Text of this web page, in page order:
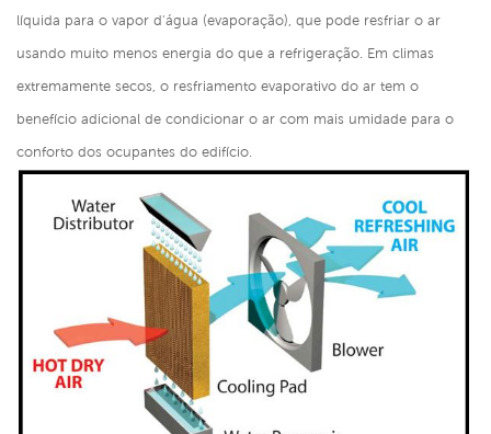
líquida para o vapor d'água (evaporação), que pode resfriar o ar
usando muito menos energia do que a refrigeração. Em climas
extremamente secos, o resfriamento evaporativo do ar tem o
benefício adicional de condicionar o ar com mais umidade para o
conforto dos ocupantes do edifício.